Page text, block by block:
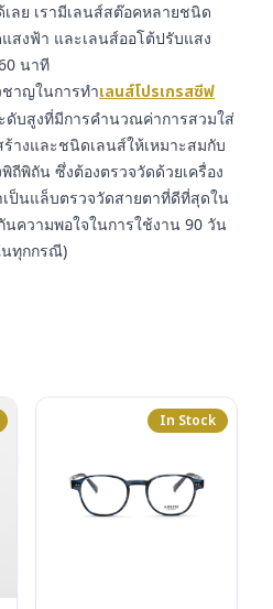
เลย เรามีเลนส์สต๊อคหลายชนิด
สงฟ้า และเลนส์ออโต้ปรับแสง
นาที
ชาญในการทำเลนส์โปรเกรสซีฟ
ดับสูงที่มีการคำนวณค่าการสวมใส่
างและชนิดเลนส์ให้เหมาะสมกับ
พิถัน ซึ่งต้องตรวจวัดด้วยเครื่อง
ป็นแล็บตรวจวัดสายตาที่ดีที่สุดใน
นความพอใจในการใช้งาน 90 วัน
นทุกกรณี)
In Stock